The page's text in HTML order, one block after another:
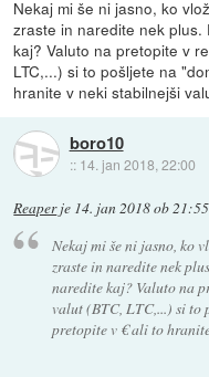
Nekaj mi še ni jasno, ko
zraste in naredite nek
kaj? Valuto na pretopite v
LTC,...) si to pošljete na
hranite v neki stabilnejši
boro10
:: 14. jan 2018, 22:00
Reaperje 14. jan 2018 ob 21:55
Nekaj mi še ni jasno, ko
zraste in naredite nek
naredite kaj? Valuto na
valut (BTC, LTC,...) si to
pretopite v € ali to